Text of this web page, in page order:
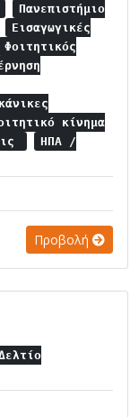
Πανεπιστήμιο
Εισαγωγικές
Φοιτητικός
κίνημα
ΗΠΑ /
Προβολή